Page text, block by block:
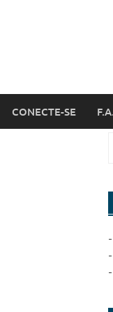
CONECTE-SE